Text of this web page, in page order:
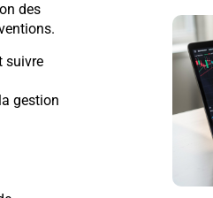
des
suivre
gestion